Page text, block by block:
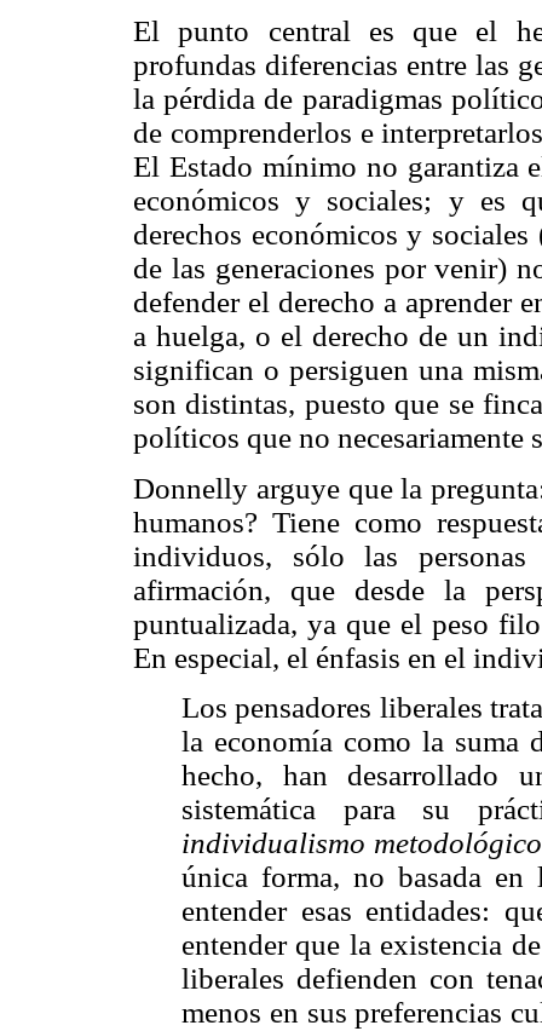
El punto central es que el
profundas diferencias entre las
la pérdida de paradigmas
de comprenderlos e
El Estado mínimo no garantiza
económicos y sociales; y es
derechos económicos y
de las generaciones por venir)
defender el derecho a aprender
a huelga, o el derecho de un
significan o persiguen una
son distintas, puesto que se
políticos que no necesariamente
Donnelly arguye que la
humanos? Tiene como
individuos, sólo las
afirmación, que desde la
puntualizada, ya que el peso
En especial, el énfasis en el
Los pensadores liberales
la economía como la suma
hecho, han desarrollado
sistemática para su
individualismo
única forma, no basada
entender esas entidades:
entender que la existencia
liberales defienden con
menos en sus preferencias